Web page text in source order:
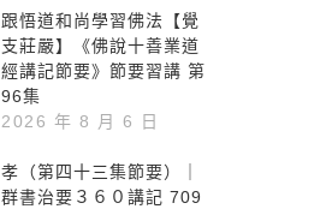
跟悟道和尚學習佛法【覺
支莊嚴】《佛說十善業道
經講記節要》節要習講 第
96集
2026 年 8 月 6 日
孝（第四十三集節要）｜
群書治要３６０講記 709